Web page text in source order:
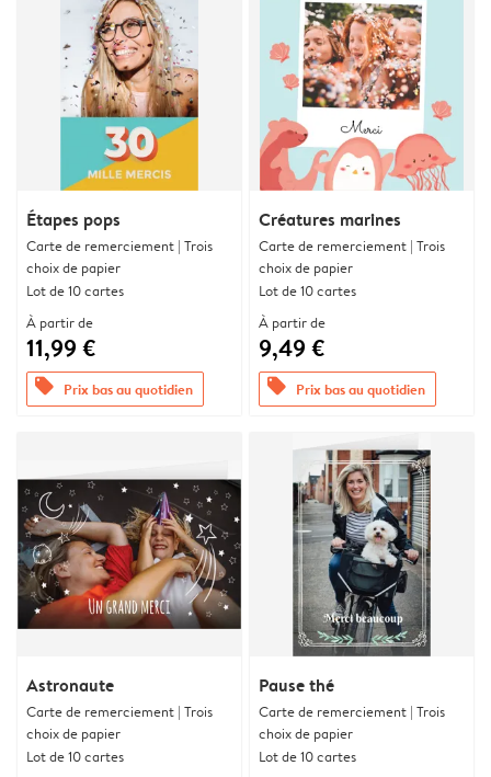
Étapes pops
Carte de remerciement | Trois
choix de papier
Lot de 10 cartes
À partir de
11,99 €
offers Prix bas au quotidien
Créatures marines
Carte de remerciement | Trois
choix de papier
Lot de 10 cartes
À partir de
9,49 €
offers Prix bas au quotidien
Astronaute
Carte de remerciement | Trois
choix de papier
Lot de 10 cartes
Pause thé
Carte de remerciement | Trois
choix de papier
Lot de 10 cartes